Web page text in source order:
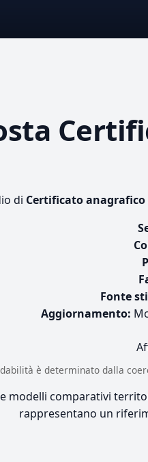
di Certificato anagrafico
Fonte
Aggiornamento:
è determinato dalla
modelli comparativi
rappresentano un